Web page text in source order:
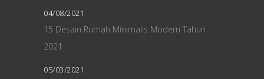
04/08/2021
15 Desain Rumah Minimalis Modern Tahun
2021
05/03/2021